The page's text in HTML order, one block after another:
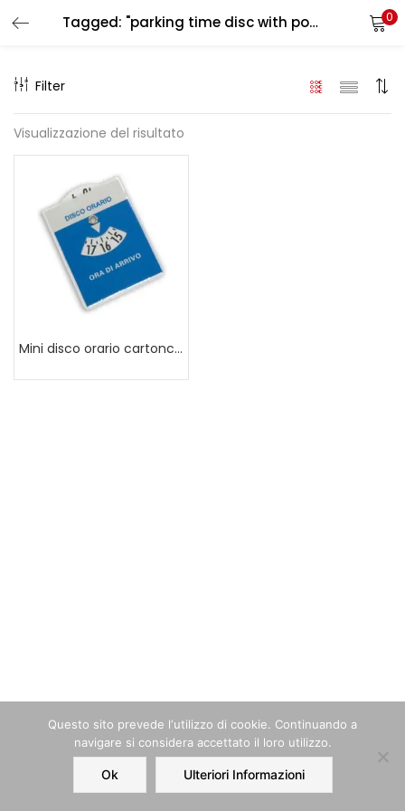
Tagged: "parking time disc with pouch" 0
Home Order Account
Filter
Visualizzazione del risultato
Mini disco orario cartoncino con busta
LOGIN REGISTER
Enter your username and password to login.
Remember me
Questo sito prevede l‘utilizzo di cookie. Continuando a
navigare si considera accettato il loro utilizzo.
Ok Ulteriori Informazioni